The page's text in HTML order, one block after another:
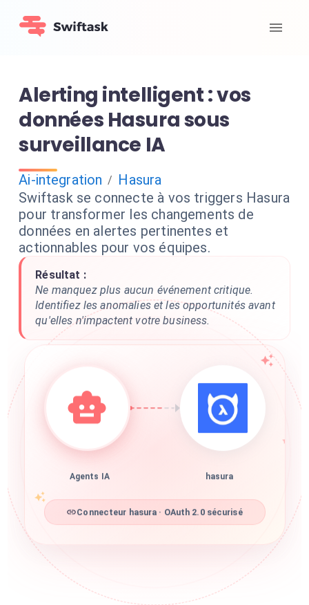
Alerting intelligent : vos
données Hasura sous
surveillance IA
Ai-integration / Hasura
Swiftask se connecte à vos triggers Hasura
pour transformer les changements de
données en alertes pertinentes et
actionnables pour vos équipes.
Résultat :
Ne manquez plus aucun événement critique.
Identifiez les anomalies et les opportunités avant
qu'elles n'impactent votre business.
Agents IA hasura
Connecteur hasura · OAuth 2.0 sécurisé